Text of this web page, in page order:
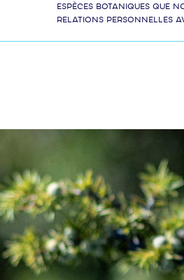
espèces botaniques que
relations personnelles